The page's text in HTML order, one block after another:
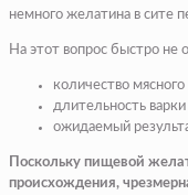
немного желатина в сите
На этот вопрос быстро не
количество
длительность варки
ожидаемый
Поскольку пищевой
происхождения,